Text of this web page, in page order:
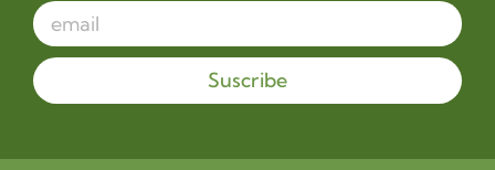
Suscribe